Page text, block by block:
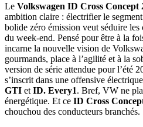
Le Volkswagen ID Cross Concept
ambition claire : électrifier le
bolide zéro émission veut séduire
du week-end. Pensé pour être à la
incarne la nouvelle vision de
gourmands, place à l’agilité et à la
version de série attendue pour l’été
s’inscrit dans une offensive
GTI et ID. Every1. Bref, VW ne
énergétique. Et ce ID Cross
chouchou des conducteurs branchés.